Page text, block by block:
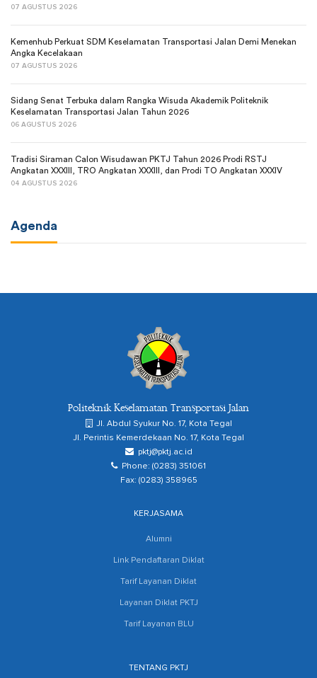
07 AGUSTUS 2026
Kemenhub Perkuat SDM Keselamatan Transportasi Jalan Demi Menekan
Angka Kecelakaan
07 AGUSTUS 2026
Sidang Senat Terbuka dalam Rangka Wisuda Akademik Politeknik
Keselamatan Transportasi Jalan Tahun 2026
06 AGUSTUS 2026
Tradisi Siraman Calon Wisudawan PKTJ Tahun 2026 Prodi RSTJ
Angkatan XXXIII, TRO Angkatan XXXIII, dan Prodi TO Angkatan XXXIV
04 AGUSTUS 2026
Agenda
Politeknik Keselamatan Transportasi Jalan
Jl. Abdul Syukur No. 17, Kota Tegal
Jl. Perintis Kemerdekaan No. 17, Kota Tegal
pktj@pktj.ac.id
Phone: (0283) 351061
Fax: (0283) 358965
KERJASAMA
Alumni
Link Pendaftaran Diklat
Tarif Layanan Diklat
Layanan Diklat PKTJ
Tarif Layanan BLU
TENTANG PKTJ